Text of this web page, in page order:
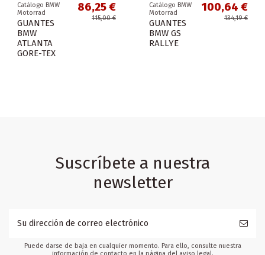
Catálogo BMW
Motorrad
GUANTES
BMW
ATLANTA
GORE-TEX
86,25 €
115,00 €
Catálogo BMW
Motorrad
GUANTES
BMW GS
RALLYE
100,64 €
134,19 €
Suscríbete a nuestra
newsletter
Puede darse de baja en cualquier momento. Para ello, consulte nuestra
información de contacto en la página del aviso legal.